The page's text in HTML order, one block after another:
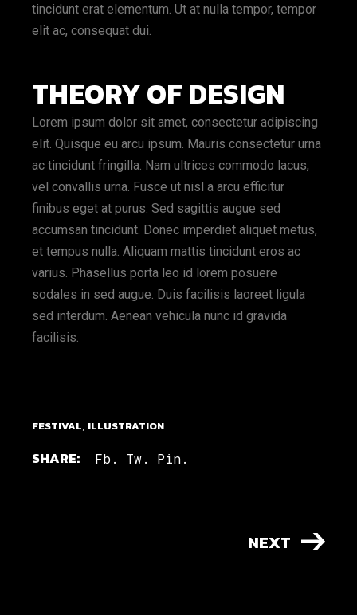
tincidunt erat elementum. Ut at nulla tempor, tempor
elit ac, consequat dui.
THEORY OF DESIGN
Lorem ipsum dolor sit amet, consectetur adipiscing
elit. Quisque eu arcu ipsum. Mauris consectetur urna
ac tincidunt fringilla. Nam ultrices commodo lacus,
vel convallis urna. Fusce ut nisl a arcu efficitur
finibus eget at purus. Sed sagittis augue sed
accumsan tincidunt. Donec imperdiet aliquet metus,
et tempus nulla. Aliquam mattis tincidunt eros ac
varius. Phasellus porta leo id lorem posuere
sodales in sed augue. Duis facilisis laoreet ligula
sed interdum. Aenean vehicula nunc id gravida
facilisis.
FESTIVAL, ILLUSTRATION
SHARE: Fb. Tw. Pin.
NEXT